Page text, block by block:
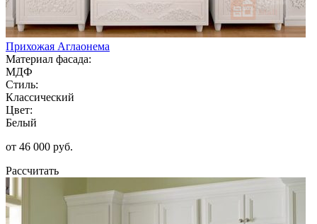
Прихожая Аглаонема
Материал фасада:
МДФ
Стиль:
Классический
Цвет:
Белый
от 46 000 руб.
Рассчитать